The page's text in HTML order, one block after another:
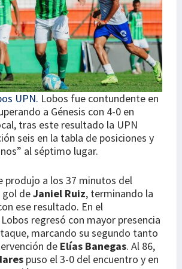
UPN. Lobos fue contundente en
a Génesis con 4-0 en
tras este resultado la UPN
seis en la tabla de posiciones y
al séptimo lugar.
produjo a los 37 minutos del
gol deJaniel Ruiz, terminando la
ese resultado. En el
regresó con mayor presencia
marcando su segundo tanto
de Elías Banegas. Al 86,
puso el 3-0 del encuentro y en